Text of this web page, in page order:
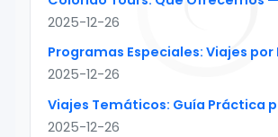
2025-12-26
2025-12-26
2025-12-26